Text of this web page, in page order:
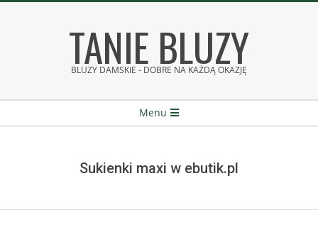
TANIE BLUZY
BLUZY DAMSKIE - DOBRE NA KAŻDĄ OKAZJĘ
Menu
Sukienki maxi w ebutik.pl